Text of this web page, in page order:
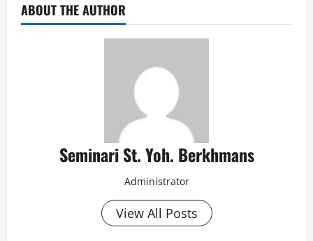
ABOUT THE AUTHOR
Seminari St. Yoh. Berkhmans
Administrator
View All Posts